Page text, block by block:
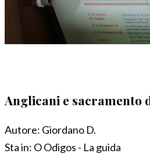
Anglicani e sacramento
Autore: Giordano D.
Sta in: O Odigos - La guida